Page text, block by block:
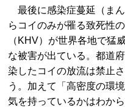
最後に感染症蔓延（ま
らコイのみが罹る致死性
（KHV）が世界各地で猛
な被害が出ている。都道
染したコイの放流は禁止
う。加えて「高密度の環
気を持っているかはわか